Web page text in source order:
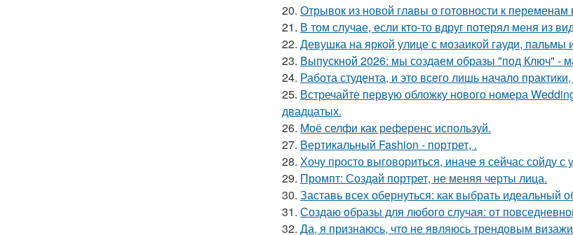
20. Отрывок из новой главы о готовности к
21. В том случае, если кто-то вдруг потерял меня из
22. Девушка на яркой улице с мозаикой гауди, пальмы
23. Выпускной 2026: мы создаем образы "под Ключ" -
24. Работа студента, и это всего лишь начало
25. Встречайте первую обложку нового номера
двадцатых.
26. Моё селфи как референс используй.
27. Вертикальный Fashion - портрет, .
28. Хочу просто выговориться, иначе я сейчас сойду с
29. Промпт: Создай портрет, не меняя черты лица.
30. Заставь всех обернуться: как выбрать идеальный
31. Создаю образы для любого случая: от
32. Да, я признаюсь, что не являюсь трендовым